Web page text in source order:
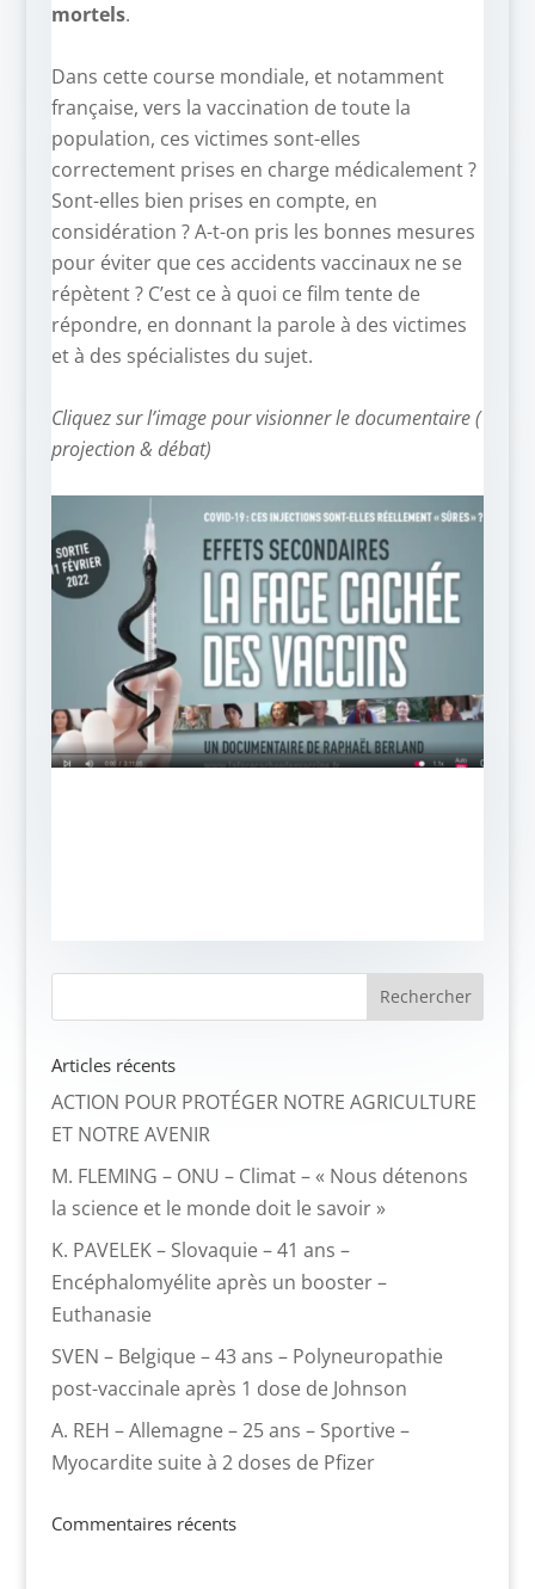
mortels.
Dans cette course mondiale, et notamment
française, vers la vaccination de toute la
population, ces victimes sont-elles
correctement prises en charge médicalement ?
Sont-elles bien prises en compte, en
considération ? A-t-on pris les bonnes mesures
pour éviter que ces accidents vaccinaux ne se
répètent ? C’est ce à quoi ce film tente de
répondre, en donnant la parole à des victimes
et à des spécialistes du sujet.
Cliquez sur l’image pour visionner le documentaire (
projection & débat)
Articles récents
ACTION POUR PROTÉGER NOTRE AGRICULTURE
ET NOTRE AVENIR
M. FLEMING – ONU – Climat – « Nous détenons
la science et le monde doit le savoir »
K. PAVELEK – Slovaquie – 41 ans –
Encéphalomyélite après un booster –
Euthanasie
SVEN – Belgique – 43 ans – Polyneuropathie
post-vaccinale après 1 dose de Johnson
A. REH – Allemagne – 25 ans – Sportive –
Myocardite suite à 2 doses de Pfizer
Commentaires récents